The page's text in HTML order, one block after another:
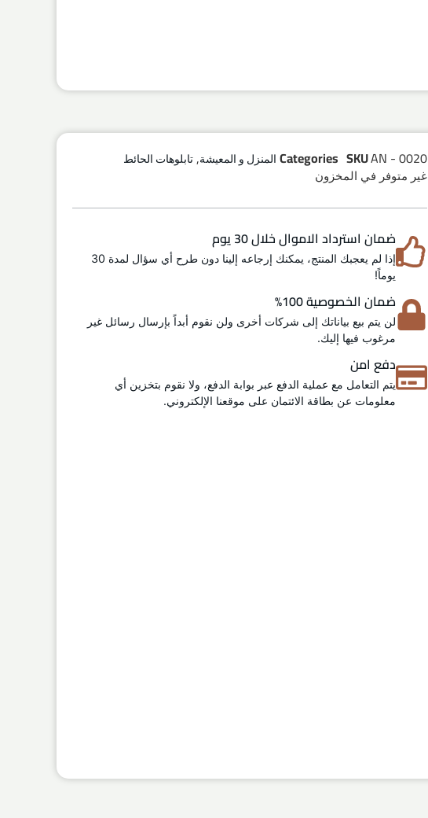
SKUAN - 0020
Categories المنزل و المعيشة, تابلوهات الحائط
غير متوفر في المخزون
ضمان استرداد الاموال خلال 30 يوم
إذا لم يعجبك المنتج، يمكنك إرجاعه إلينا دون طرح أي سؤال لمدة 30
يوماً!
ضمان الخصوصية 100%
لن يتم بيع بياناتك إلى شركات أخرى ولن نقوم أبداً بإرسال رسائل غير
مرغوب فيها إليك.
دفع امن
يتم التعامل مع عملية الدفع عبر بوابة الدفع، ولا نقوم بتخزين أي
معلومات عن بطاقة الائتمان على موقعنا الإلكتروني.